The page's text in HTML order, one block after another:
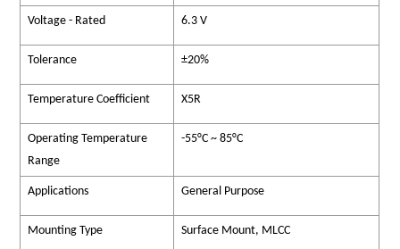
Voltage - Rated 6.3 V
Tolerance ±20%
Temperature Coefficient X5R
Operating Temperature
Range
-55°C ~ 85°C
Applications General Purpose
Mounting Type Surface Mount, MLCC